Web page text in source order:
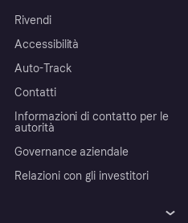
Rivendi
Accessibilità
Auto-Track
Contatti
Informazioni di contatto per le
autorità
Governance aziendale
Relazioni con gli investitori